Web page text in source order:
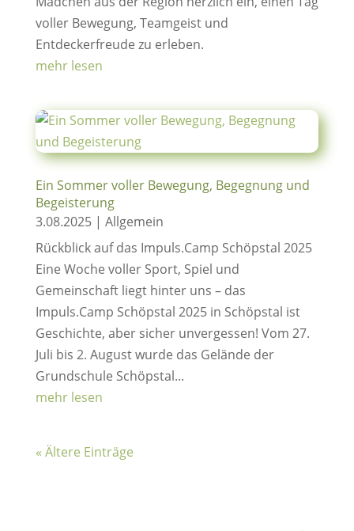
voller Bewegung, Teamgeist und
Entdeckerfreude zu erleben.
mehr lesen
Ein Sommer voller Bewegung, Begegnung und
Begeisterung
3.08.2025| Allgemein
Rückblick auf das Impuls.Camp Schöpstal 2025
Eine Woche voller Sport, Spiel und
Gemeinschaft liegt hinter uns – das
Impuls.Camp Schöpstal 2025 in Schöpstal ist
Geschichte, aber sicher unvergessen! Vom 27.
Juli bis 2. August wurde das Gelände der
Grundschule Schöpstal...
mehr lesen
« Ältere Einträge